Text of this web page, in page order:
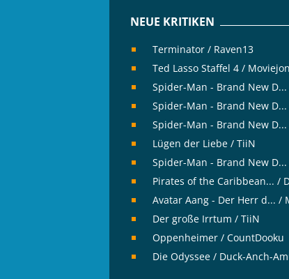
NEUE KRITIKEN
Terminator / Raven13
Ted Lasso Staffel 4 /
Spider-Man - Brand New
Spider-Man - Brand New D...
Spider-Man - Brand New
Lügen der Liebe / TiiN
Spider-Man - Brand New
Pirates of the Caribbean... /
Avatar Aang - Der Herr d... /
Der große Irrtum / TiiN
Oppenheimer / CountDooku
Die Odyssee / Duck-Anch-